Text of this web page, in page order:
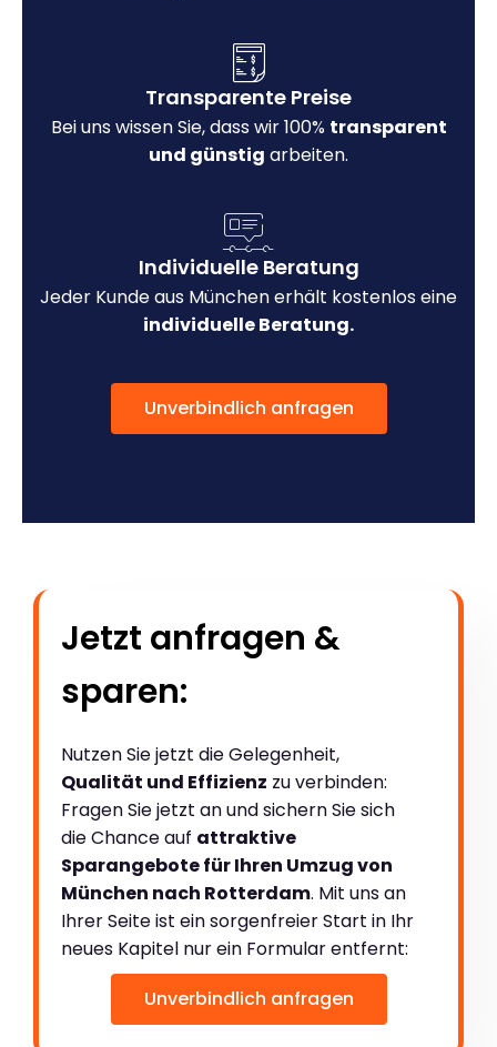
Transparente Preise
Bei uns wissen Sie, dass wir 100% transparent
und günstig arbeiten.
Individuelle Beratung
Jeder Kunde aus München erhält kostenlos eine
individuelle Beratung.
Unverbindlich anfragen
Jetzt anfragen &
sparen:
Nutzen Sie jetzt die Gelegenheit,
Qualität und Effizienz zu verbinden:
Fragen Sie jetzt an und sichern Sie sich
die Chance auf attraktive
Sparangebote für Ihren Umzug von
München nach Rotterdam. Mit uns an
Ihrer Seite ist ein sorgenfreier Start in Ihr
neues Kapitel nur ein Formular entfernt:
Unverbindlich anfragen